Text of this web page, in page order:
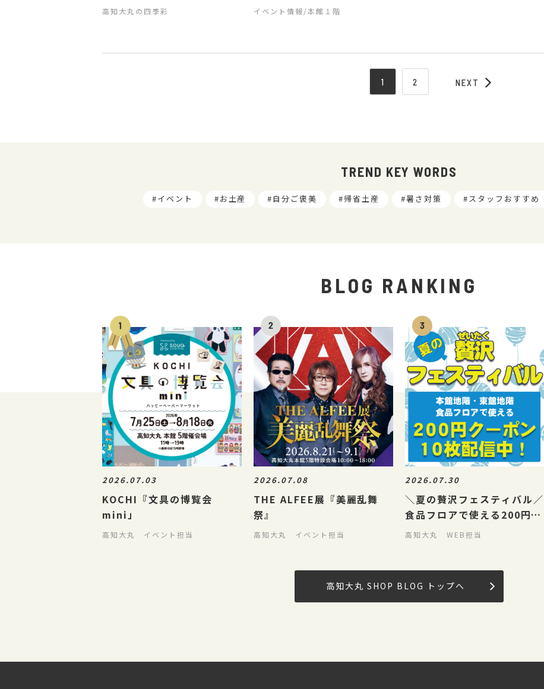
高知大丸の四季彩 イベント情報/本館１階
1 2 NEXT
TREND KEY WORDS
イベント お土産 自分ご褒美 帰省土産 暑さ対策 スタッフおすすめ
BLOG RANKING
2026.07.03
KOCHI『文具の博覧会
mini」
高知大丸 イベント担当
2026.07.08
THE ALFEE展『美麗乱舞
祭』
高知大丸 イベント担当
2026.07.30
＼夏の贅沢フェスティバル／
食品フロアで使える200円ク
ーポン
高知大丸 WEB担当
高知大丸 SHOP BLOG トップへ